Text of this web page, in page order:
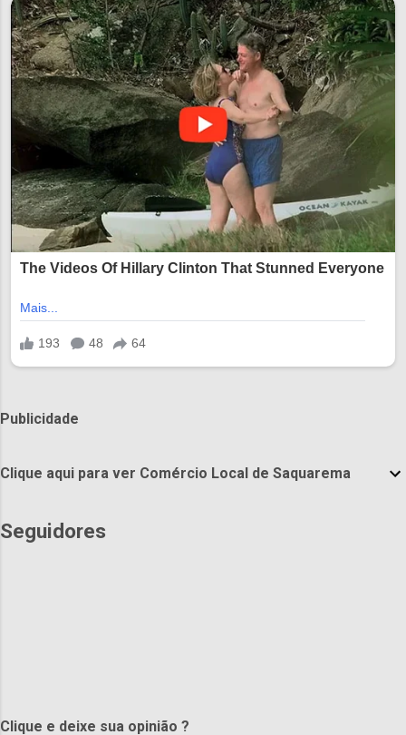
Publicidade
Clique aqui para ver Comércio Local de Saquarema
Seguidores
Clique e deixe sua opinião ?